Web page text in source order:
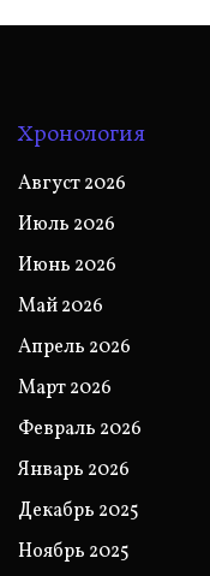
Хронология
Август 2026
Июль 2026
Июнь 2026
Май 2026
Апрель 2026
Март 2026
Февраль 2026
Январь 2026
Декабрь 2025
Ноябрь 2025